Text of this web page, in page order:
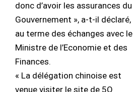
donc d’avoir les assurances du
Gouvernement », a-t-il déclaré,
au terme des échanges avec le
Ministre de l’Economie et des
Finances.
« La délégation chinoise est
venue visiter le site de 5O